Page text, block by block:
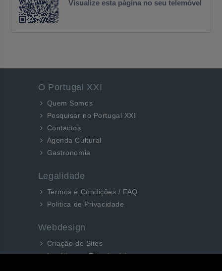
Visualize esta página no seu telemóvel
O Portugal XXI
Quem Somos
Pesquisar no Portugal XXI
Contactos
Agenda Cultural
Gastronomia
Legalidade
Termos e Condições / FAQ
Politica de Privacidade
Webdesign
Criação de Sites
Logótipos e Estacionários